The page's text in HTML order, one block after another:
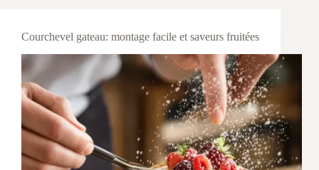
Courchevel gateau: montage facile et saveurs fruitées